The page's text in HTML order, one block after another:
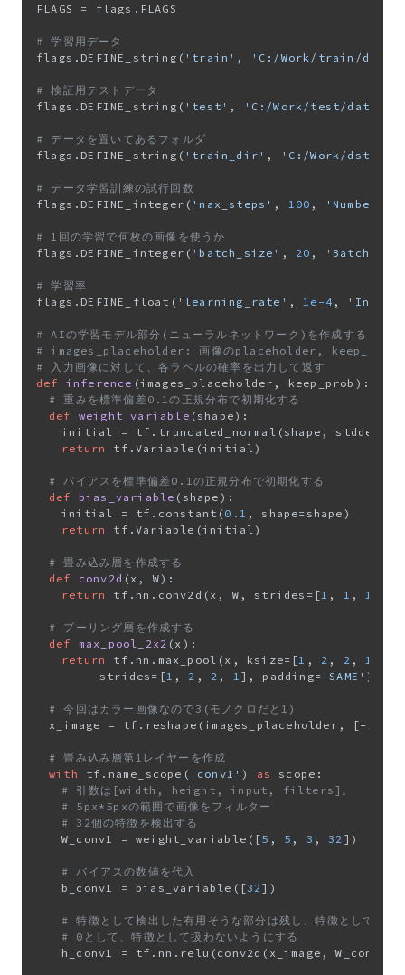
FLAGS = flags.FLAGS
# 学習用データ
flags.DEFINE_string( 'train' , 'C:/Work/train/
# 検証用テストデータ
flags.DEFINE_string( 'test' , 'C:/Work/test/
# データを置いてあるフォルダ
flags.DEFINE_string( 'train_dir' , 'C:/Work/dst'
# データ学習訓練の試行回数
flags.DEFINE_integer( 'max_steps' , 100 , 'Number
# 1回の学習で何枚の画像を使うか
flags.DEFINE_integer( 'batch_size' , 20 , 'Batch
# 学習率
flags.DEFINE_float( 'learning_rate' , 1e-4 , 'Initial
# AIの学習モデル部分(ニューラルネットワーク)を作成する
# images_placeholder: 画像のplaceholder, keep_prob:
# 入力画像に対して、各ラベルの確率を出力して返す
def
inference (images_placeholder, keep_prob ):
# 重みを標準偏差0.1の正規分布で初期化する
def
weight_variable ( shape):
		initial = tf.truncated_normal(shape, stddev=
return
tf.Variable(initial)
# バイアスを標準偏差0.1の正規分布で初期化する
def
bias_variable ( shape ):
		initial = tf.constant(
0.1 , shape=shape)
return
tf.Variable(initial)
# 畳み込み層を作成する
def
conv2d ( x, W):
return
tf.nn.conv2d(x, W, strides=[1 , 1 , 1
# プーリング層を作成する
def
max_pool_2x2 ( x ):
return
tf.nn.max_pool(x, ksize=[1 , 2 , 2 , 1
					strides=[
1 , 2 , 2 , 1 ], padding= 'SAME' )
# 今回はカラー画像なので3(モノクロだと1)
	x_image = tf.reshape(images_placeholder, [-
# 畳み込み層第1レイヤーを作成
with
tf.name_scope( 'conv1' ) as
scope:
# 引数は[width, height, input, filters]。
# 5px*5pxの範囲で画像をフィルター
# 32個の特徴を検出する
		W_conv1 = weight_variable([
5 , 5 , 3 , 32 ])
# バイアスの数値を代入
		b_conv1 = bias_variable([
32 ])
# 特徴として検出した有用そうな部分は残し、特徴として使え
# 0として、特徴として扱わないようにする